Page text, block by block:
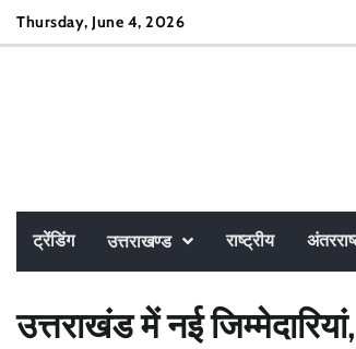
SkipThursday, June 4, 2026
ट्रेंडिंग उत्तराखण्ड राष्ट्रीय
उत्तराखंड में नई